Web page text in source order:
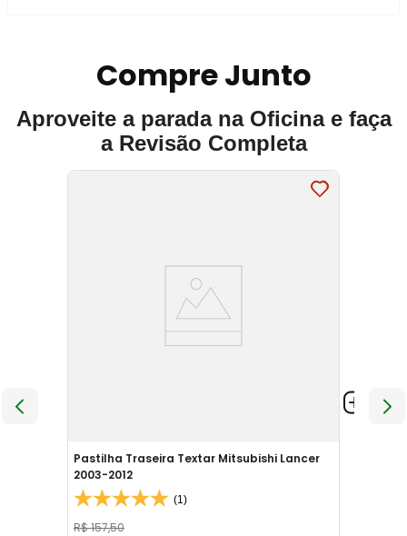
Compre Junto
Aproveite a parada na Oficina e faça
a Revisão Completa
Pastilha Traseira Textar Mitsubishi Lancer
2003-2012
(1)
R$157,50